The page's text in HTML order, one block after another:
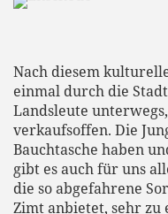
Nach diesem
einmal durch die
Landsleute
verkaufsoffen. Die
Bauchtasche haben
gibt es auch für uns
die so abgefahrene
Zimt anbietet, sehr zu